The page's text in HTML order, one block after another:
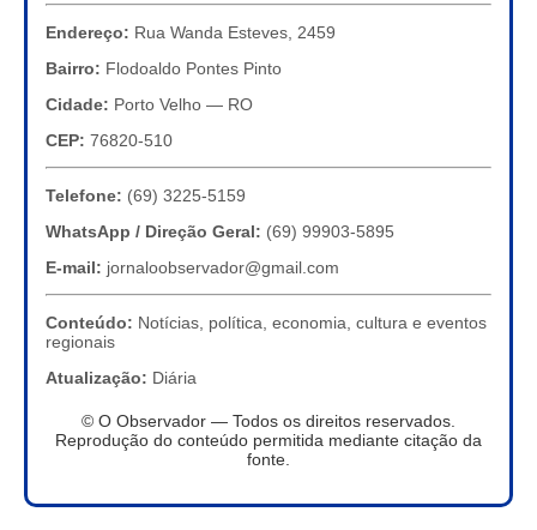
Endereço: Rua Wanda Esteves, 2459
Bairro: Flodoaldo Pontes Pinto
Cidade: Porto Velho — RO
CEP: 76820-510
Telefone: (69) 3225-5159
WhatsApp / Direção Geral: (69) 99903-5895
E-mail: jornaloobservador@gmail.com
Conteúdo: Notícias, política, economia, cultura e eventos
regionais
Atualização: Diária
© O Observador — Todos os direitos reservados.
Reprodução do conteúdo permitida mediante citação da
fonte.